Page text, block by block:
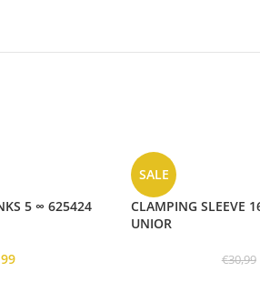
5 ∞ 625424
SALE
CLAMPING SLEEVE
UNIOR
€30,99